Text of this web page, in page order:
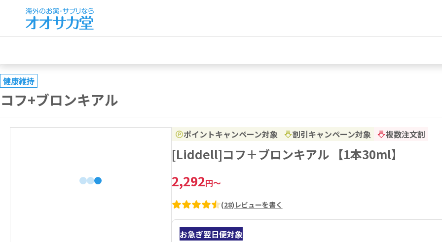
健康維持
コフ+ブロンキアル
ポイントキャンペーン対象 割引キャンペーン対象 複数注文割
[Liddell]コフ＋ブロンキアル 【1本30ml】
2,292円～
(28) レビューを書く
お急ぎ翌日便対象